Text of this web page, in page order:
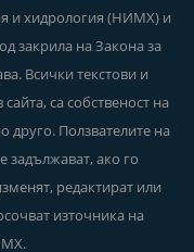
и хидрология (НИМХ) и
закрила на Закона за
Всички текстови и
са собственост на
Ползвателите на
ако го
редактират или
източника на